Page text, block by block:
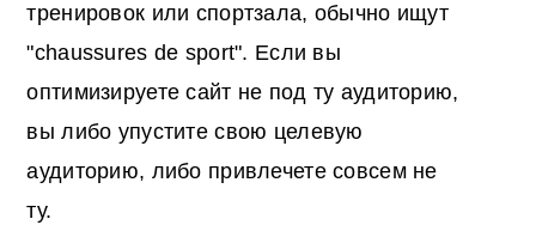
тренировок или спортзала, обычно ищут
"chaussures de sport". Если вы
оптимизируете сайт не под ту аудиторию,
вы либо упустите свою целевую
аудиторию, либо привлечете совсем не
ту.